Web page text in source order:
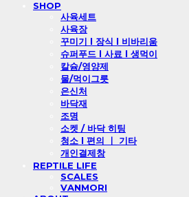
SHOP
사육세트
사육장
꾸미기 l 장식 l 비바리움
슈퍼푸드 l 사료 l 생먹이
칼슘/영양제
물/먹이그릇
은신처
바닥재
조명
소켓 / 바닥 히팅
청소 l 편의 ㅣ 기타
개인결제창
REPTILE LIFE
SCALES
VANMORI